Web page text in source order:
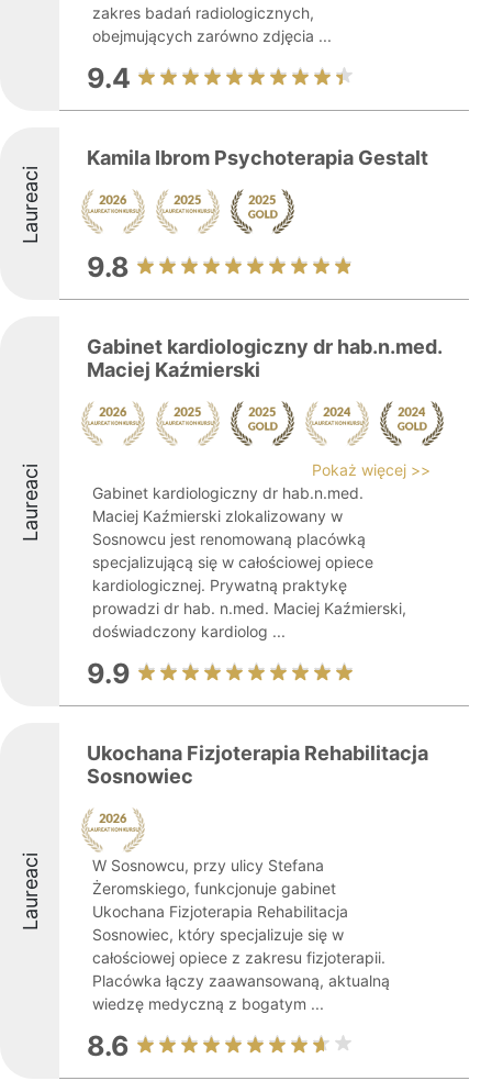
zakres badań radiologicznych,
obejmujących zarówno zdjęcia ...
9.4
Laureaci
Kamila Ibrom Psychoterapia Gestalt
9.8
Laureaci
Gabinet kardiologiczny dr hab.n.med.
Maciej Kaźmierski
Pokaż więcej >>
Gabinet kardiologiczny dr hab.n.med.
Maciej Kaźmierski zlokalizowany w
Sosnowcu jest renomowaną placówką
specjalizującą się w całościowej opiece
kardiologicznej. Prywatną praktykę
prowadzi dr hab. n.med. Maciej Kaźmierski,
doświadczony kardiolog ...
9.9
Laureaci
Ukochana Fizjoterapia Rehabilitacja
Sosnowiec
W Sosnowcu, przy ulicy Stefana
Żeromskiego, funkcjonuje gabinet
Ukochana Fizjoterapia Rehabilitacja
Sosnowiec, który specjalizuje się w
całościowej opiece z zakresu fizjoterapii.
Placówka łączy zaawansowaną, aktualną
wiedzę medyczną z bogatym ...
8.6